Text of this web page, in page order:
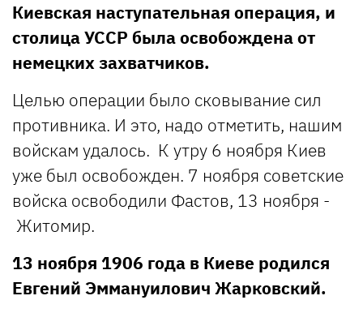
Киевская наступательная операция, и
столица УССР была освобождена от
немецких захватчиков.
Целью операции было сковывание сил
противника. И это, надо отметить, нашим
войскам удалось. К утру 6 ноября Киев
уже был освобожден. 7 ноября советские
войска освободили Фастов, 13 ноября -
Житомир.
13 ноября 1906 года в Киеве родился
Евгений Эммануилович Жарковский.